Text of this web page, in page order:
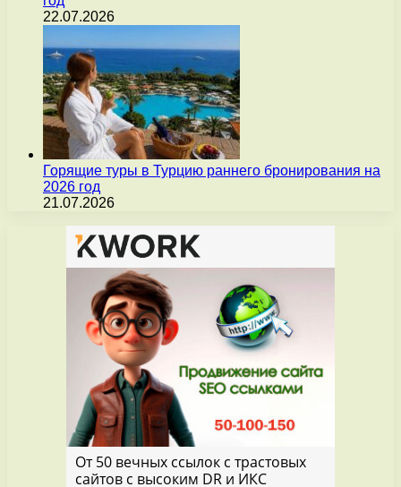
22.07.2026
Горящие туры в Турцию раннего бронирования на
2026 год
21.07.2026